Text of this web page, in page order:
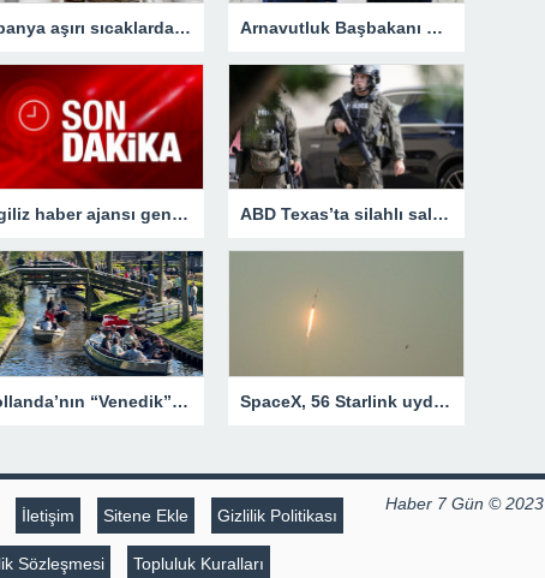
İspanya aşırı sıcaklarda açık havada çalışmayı yasaklayacak Arnavutluk Başbakanı Rama’dan, Cumhurbaşkanı Erdoğan’a destek mesajı
İngiliz haber ajansı genç seçmenin nabzını tuttu: Çoğu öfkesini dindirmek için sandığa gidiyor ABD Texas’ta silahlı saldırı! Çok sayıda ölü ve yaralı var
Hollanda’nın “Venedik”i Giethoorn: Araba yolu yok SpaceX, 56 Starlink uydusunu daha yörüngeye gönderdi
İletişim Sitene Ekle Gizlilik Politikası
Sözleşmesi Topluluk Kuralları
Haber 7 Gün © 2023